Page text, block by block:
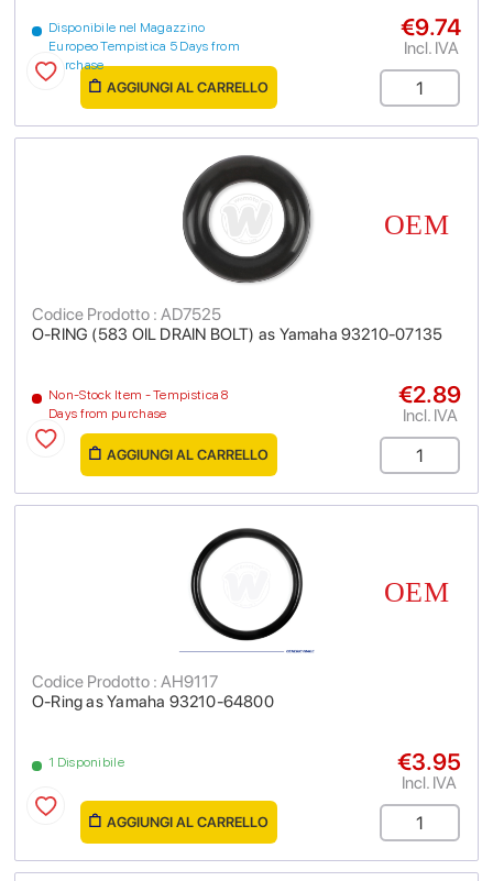
Disponibile nel Magazzino
Europeo Tempistica 5 Days from
purchase
€9.74
Incl. IVA
AGGIUNGI AL CARRELLO
O-RING (583 OIL DRAIN BOLT) as Yamaha 93210-07135
Codice Prodotto : AD7525
Non-Stock Item - Tempistica 8
Days from purchase
€2.89
Incl. IVA
AGGIUNGI AL CARRELLO
O-Ring as Yamaha 93210-64800
Codice Prodotto : AH9117
1 Disponibile €3.95
Incl. IVA
AGGIUNGI AL CARRELLO